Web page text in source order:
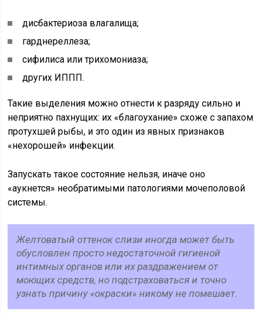
дисбактериоза влагалища;
гарднереллеза;
сифилиса или трихомониаза;
других ИППП.
Такие выделения можно отнести к разряду сильно и
неприятно пахнущих: их «благоухание» схоже с запахом
протухшей рыбы, и это один из явных признаков
«нехорошей» инфекции.
Запускать такое состояние нельзя, иначе оно
«аукнется» необратимыми патологиями мочеполовой
системы.
Желтоватый оттенок слизи иногда может быть
обусловлен просто недостаточной гигиеной
интимных органов или их раздражением от
моющих средств, но подстраховаться и точно
узнать причину «окраски» никому не помешает.